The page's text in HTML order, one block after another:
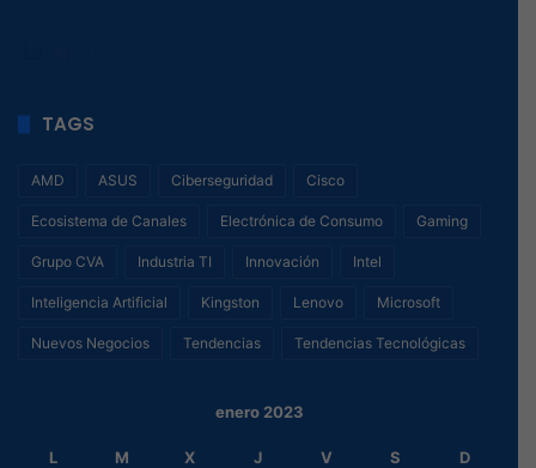
TAGS
AMD ASUS Ciberseguridad Cisco
Ecosistema de Canales Electrónica de Consumo Gaming
Grupo CVA Industria TI Innovación Intel
Inteligencia Artificial Kingston Lenovo Microsoft
Nuevos Negocios Tendencias Tendencias Tecnológicas
enero 2023
L M X J V S D